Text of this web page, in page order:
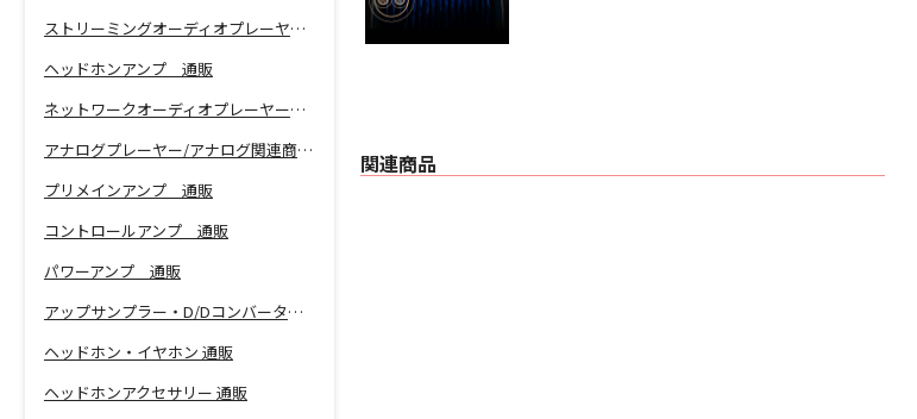
ストリーミングオーディオプレーヤー 通販
ヘッドホンアンプ 通販
ネットワークオーディオプレーヤー 通販
アナログプレーヤー/アナログ関連商品 通販
プリメインアンプ 通販
コントロールアンプ 通販
パワーアンプ 通販
アップサンプラー・D/Dコンバーター 通販
ヘッドホン・イヤホン 通販
ヘッドホンアクセサリー 通販
関連商品